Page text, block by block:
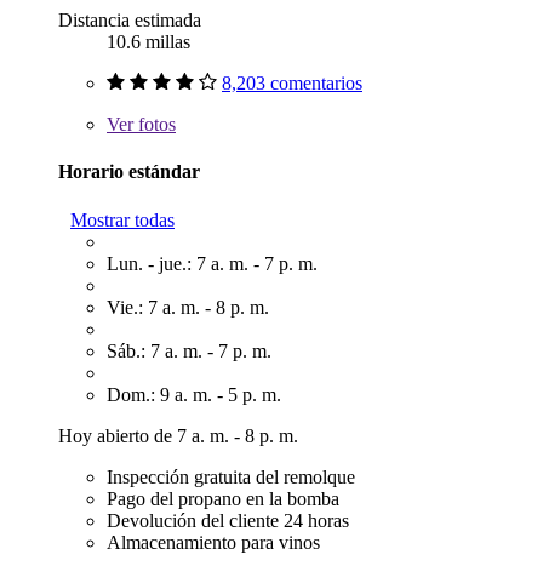
Distancia estimada
10.6 millas
8,203 comentarios
Verfotos
Horario estándar
Mostrar todas
Lun. - jue.: 7 a. m. - 7 p. m.
Vie.: 7 a. m. - 8 p. m.
Sáb.: 7 a. m. - 7 p. m.
Dom.: 9 a. m. - 5 p. m.
Hoy abierto de 7 a. m. - 8 p. m.
Inspección gratuita del remolque
Pago del propano en la bomba
Devolución del cliente 24 horas
Almacenamiento para vinos